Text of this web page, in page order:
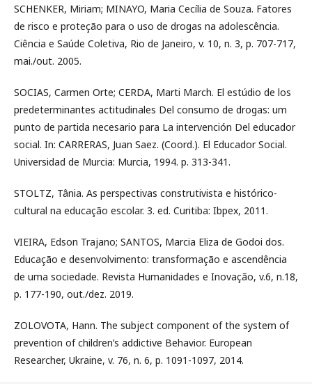
SCHENKER, Miriam; MINAYO, Maria Cecília de Souza. Fatores
de risco e proteção para o uso de drogas na adolescência.
Ciência e Saúde Coletiva, Rio de Janeiro, v. 10, n. 3, p. 707-717,
mai./out. 2005.
SOCIAS, Carmen Orte; CERDA, Marti March. El estúdio de los
predeterminantes actitudinales Del consumo de drogas: um
punto de partida necesario para La intervención Del educador
social. In: CARRERAS, Juan Saez. (Coord.). El Educador Social.
Universidad de Murcia: Murcia, 1994. p. 313-341.
STOLTZ, Tânia. As perspectivas construtivista e histórico-
cultural na educação escolar. 3. ed. Curitiba: Ibpex, 2011.
VIEIRA, Edson Trajano; SANTOS, Marcia Eliza de Godoi dos.
Educação e desenvolvimento: transformação e ascendência
de uma sociedade. Revista Humanidades e Inovação, v.6, n.18,
p. 177-190, out./dez. 2019.
ZOLOVOTA, Hann. The subject component of the system of
prevention of children’s addictive Behavior. European
Researcher, Ukraine, v. 76, n. 6, p. 1091-1097, 2014.